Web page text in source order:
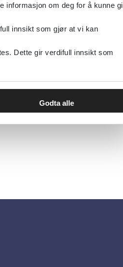
informasjon om deg for å kunne gi
innsikt som gjør at vi kan
Dette gir verdifull innsikt som
Godta alle